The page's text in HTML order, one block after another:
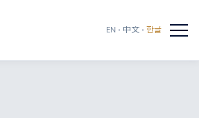
EN 中文 한글